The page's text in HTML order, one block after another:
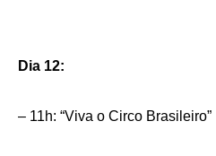
Dia 12:
– 11h: “Viva o Circo Brasileiro”